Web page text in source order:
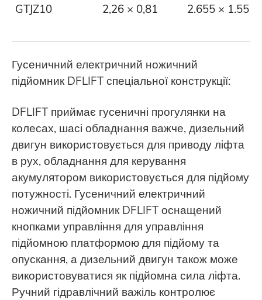
GTJZ10 2,26 × 0,81 2.655 × 1.55 ×
Гусеничний електричний ножичний
підйомник DFLIFT спеціальної конструкції:
DFLIFT приймає гусеничні прогулянки на
колесах, шасі обладнання важче, дизельний
двигун використовується для приводу ліфта
в рух, обладнання для керування
акумулятором використовується для підйому
потужності. Гусеничний електричний
ножичний підйомник DFLIFT оснащений
кнопками управління для управління
підйомною платформою для підйому та
опускання, а дизельний двигун також може
використовуватися як підйомна сила ліфта.
Ручний гідравлічний важіль контролює